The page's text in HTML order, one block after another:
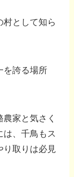
村として知ら
を誇る場所
家と気さく
、千鳥もス
り取りは必見